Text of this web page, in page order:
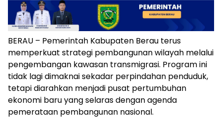
BERAU – Pemerintah Kabupaten Berau terus
memperkuat strategi pembangunan wilayah melalui
pengembangan kawasan transmigrasi. Program ini
tidak lagi dimaknai sekadar perpindahan penduduk,
tetapi diarahkan menjadi pusat pertumbuhan
ekonomi baru yang selaras dengan agenda
pemerataan pembangunan nasional.